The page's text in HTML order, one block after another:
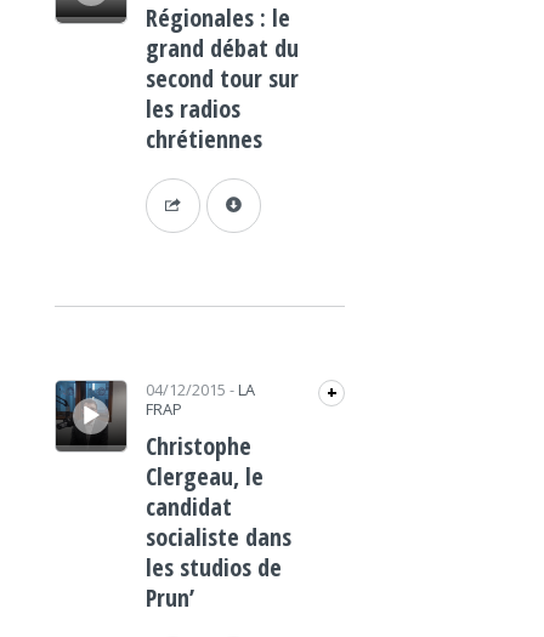
Régionales : le
grand débat du
second tour sur
les radios
chrétiennes
Lecteur audio 04/12/2015 - LA
FRAP
+
Christophe
Clergeau, le
candidat
socialiste dans
les studios de
Prun’